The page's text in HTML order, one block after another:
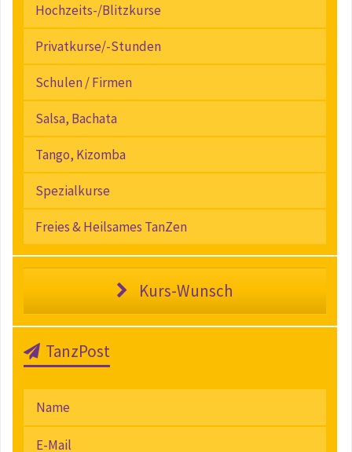
Hochzeits-/Blitzkurse
Privatkurse/-Stunden
Schulen / Firmen
Salsa, Bachata
Tango, Kizomba
Spezialkurse
Freies & Heilsames TanZen
Kurs-Wunsch
TanzPost